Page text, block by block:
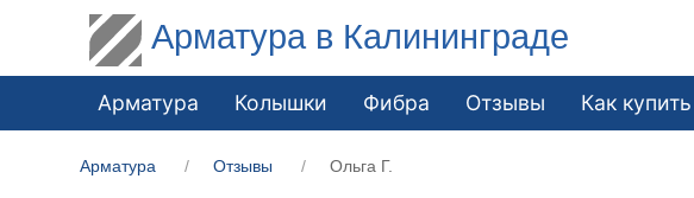
Арматура в Калининграде
Арматура Колышки Фибра Отзывы Как купить
Арматура Отзывы Ольга Г.